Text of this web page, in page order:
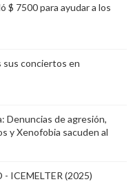
$ 7500 para ayudar a los
sus conciertos en
Denuncias de agresión,
y Xenofobia sacuden al
- ICEMELTER (2025)